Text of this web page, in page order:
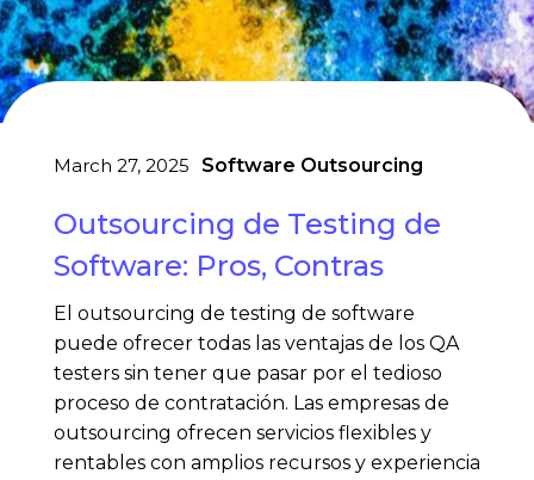
March 27, 2025 Software Outsourcing
Outsourcing de Testing de
Software: Pros, Contras
El outsourcing de testing de software
puede ofrecer todas las ventajas de los QA
testers sin tener que pasar por el tedioso
proceso de contratación. Las empresas de
outsourcing ofrecen servicios flexibles y
rentables con amplios recursos y experiencia